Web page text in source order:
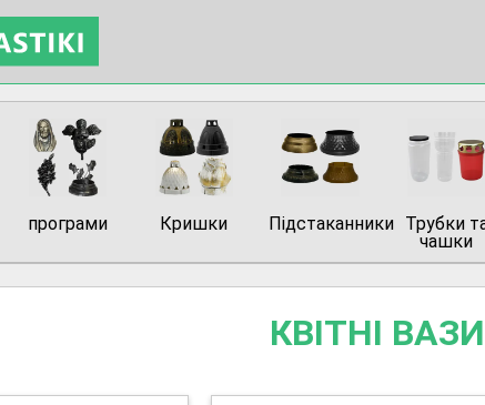
програми Кришки Підстаканники Трубки
чашки
КВІТНІ